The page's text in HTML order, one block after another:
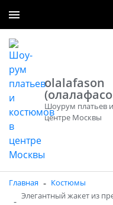
olalafason
Шоурум платьев
центре Москвы
Главная - Костюмы
- Элегантный жакет из